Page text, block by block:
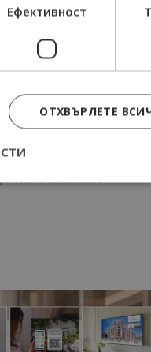
НА BGTOURISM.BG
Ефективност
ОТХВЪРЛЕТЕ
основната
не може да се използва
до
7 дни
Тази
на